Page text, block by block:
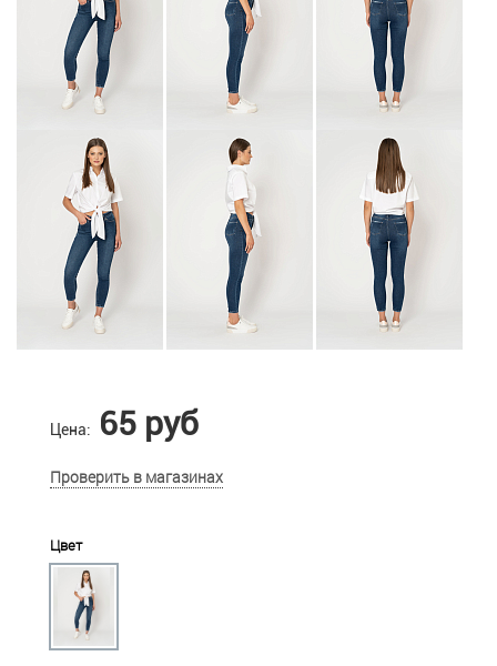
Цена: 65 руб
Проверить в магазинах
Цвет